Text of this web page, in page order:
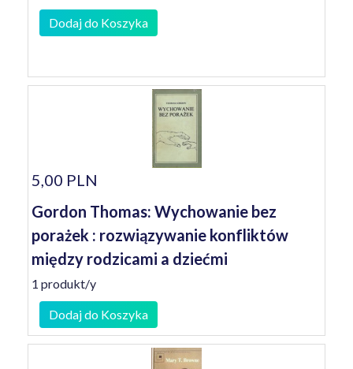
Dodaj do Koszyka
5,00 PLN
Gordon Thomas: Wychowanie bez
porażek : rozwiązywanie konfliktów
między rodzicami a dziećmi
1 produkt/y
Dodaj do Koszyka